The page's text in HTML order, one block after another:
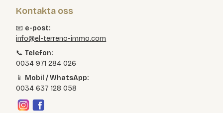
Kontakta oss
📧 e-post:
info@el-terreno-immo.com
📞Telefon:
0034 971 284 026
📱 Mobil / WhatsApp:
0034 637 128 058